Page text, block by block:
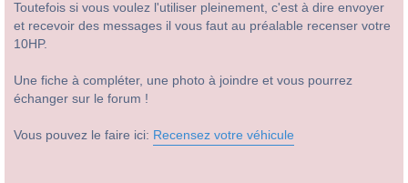
Toutefois si vous voulez l'utiliser pleinement, c'est à dire envoyer
et recevoir des messages il vous faut au préalable recenser votre
10HP.
Une fiche à compléter, une photo à joindre et vous pourrez
échanger sur le forum !
Vous pouvez le faire ici: Recensez votre véhicule